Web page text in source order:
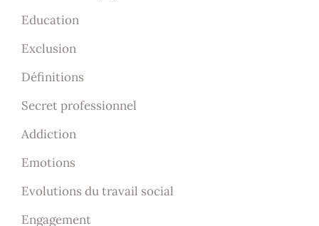
Education
Exclusion
Définitions
Secret professionnel
Addiction
Emotions
Evolutions du travail social
Engagement